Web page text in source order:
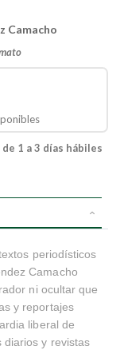
Camacho
1 a 3 días hábiles
periodísticos
Camacho
ni ocultar que
y reportajes
liberal de
diarios y revistas